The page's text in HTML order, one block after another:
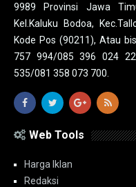
9989 Provinsi Jawa
Kel.Kaluku Bodoa,
Kode Pos (90211), Atau
757 994/085 396 024
535/081 358 073 700.
Web Tools
Harga Iklan
Redaksi